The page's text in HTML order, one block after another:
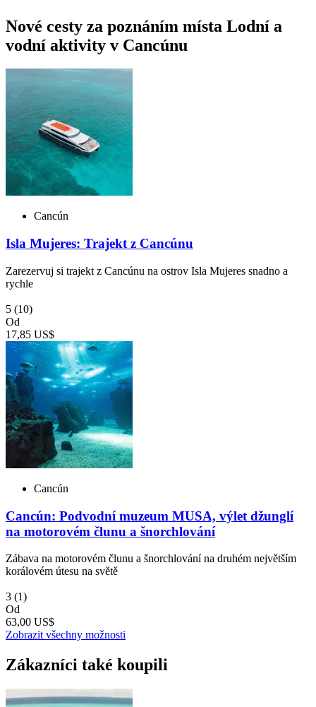
Nové cesty za poznáním místa Lodní a
vodní aktivity v Cancúnu
Cancún
Isla Mujeres: Trajekt z Cancúnu
Zarezervuj si trajekt z Cancúnu na ostrov Isla Mujeres snadno a
rychle
5 (10)
Od
17,85 US$
Cancún
Cancún: Podvodní muzeum MUSA, výlet džunglí
na motorovém člunu a šnorchlování
Zábava na motorovém člunu a šnorchlování na druhém největším
korálovém útesu na světě
3 (1)
Od
63,00 US$
Zobrazit všechny možnosti
Zákazníci také koupili